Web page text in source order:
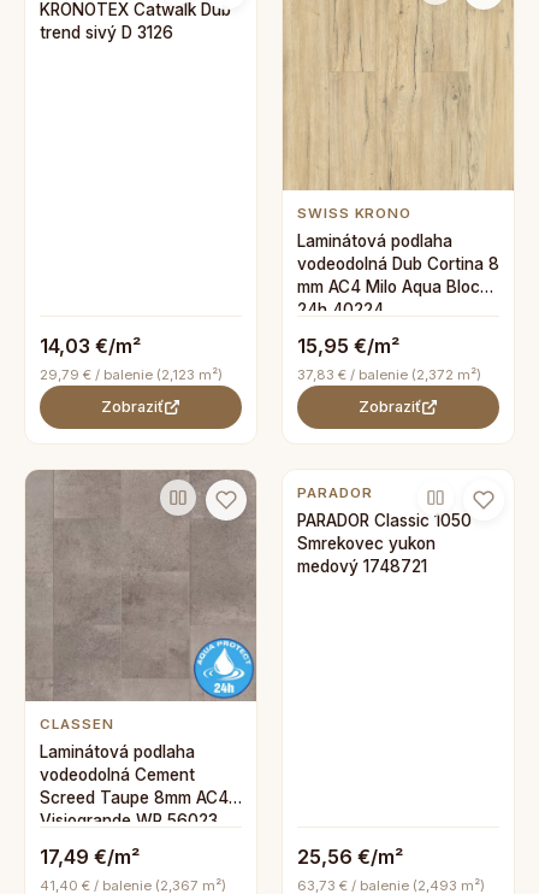
KRONOTEX Catwalk Dub
trend sivý D 3126
14,03 €/m²
29,79 € / balenie (2,123 m²)
Zobraziť
SWISS KRONO
Laminátová podlaha
vodeodolná Dub Cortina 8
mm AC4 Milo Aqua Block
24h 40224
15,95 €/m²
37,83 € / balenie (2,372 m²)
Zobraziť
CLASSEN
Laminátová podlaha
vodeodolná Cement
Screed Taupe 8mm AC4
Visiogrande WR 56023
17,49 €/m²
41,40 € / balenie (2,367 m²)
PARADOR
PARADOR Classic 1050
Smrekovec yukon
medový 1748721
25,56 €/m²
63,73 € / balenie (2,493 m²)